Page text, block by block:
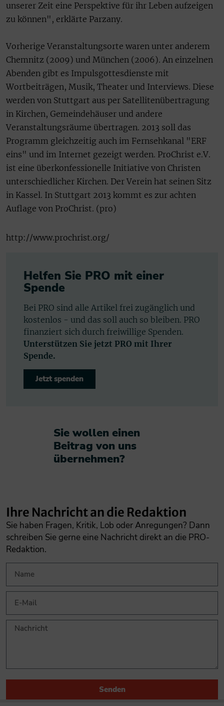
unserer Zeit eine Perspektive für ihr Leben aufzeigen
zu können", erklärte Parzany.
Vorherige Veranstaltungsorte waren unter anderem
Chemnitz (2009) und München (2006). An einzelnen
Abenden gibt es Impulsgottesdienste mit
Wortbeiträgen, Musik, Theater und Interviews. Diese
werden von Stuttgart aus per Satellitenübertragung
in Kirchen, Gemeindehäuser und andere
Veranstaltungsräume übertragen. 2013 soll das
Programm gleichzeitig auch im Fernsehkanal "ERF
eins" und im Internet gezeigt werden. ProChrist e.V.
ist eine überkonfessionelle Initiative von Christen
unterschiedlicher Kirchen. Der Verein hat seinen Sitz
in Kassel. In Stuttgart 2013 kommt es zur achten
Auflage von ProChrist. (pro)
http://www.prochrist.org/
Helfen Sie PRO mit einer
Spende
Bei PRO sind alle Artikel frei zugänglich und
kostenlos - und das soll auch so bleiben. PRO
finanziert sich durch freiwillige Spenden.
Unterstützen Sie jetzt PRO mit Ihrer
Spende.
Jetzt spenden
Sie wollen einen
Beitrag von uns
übernehmen?​
Ihre Nachricht an die Redaktion
Sie haben Fragen, Kritik, Lob oder Anregungen? Dann
schreiben Sie gerne eine Nachricht direkt an die PRO-
Redaktion.
Senden